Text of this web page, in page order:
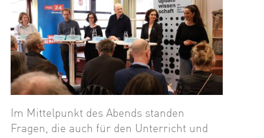
Im Mittelpunkt des Abends standen
Fragen, die auch für den Unterricht und